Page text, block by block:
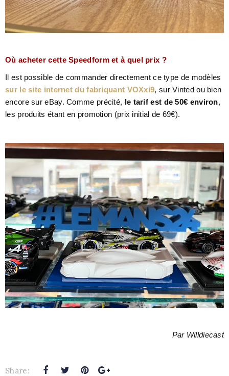
Où acheter cette Speedform et à quel prix ?
Il est possible de commander directement ce type de modèles
sur le site internet du fabriquant VOXxi9, sur Vinted ou bien
encore sur eBay. Comme précité, le tarif est de 50€ environ,
les produits étant en promotion (prix initial de 69€).
Par Willdiecast
Share: